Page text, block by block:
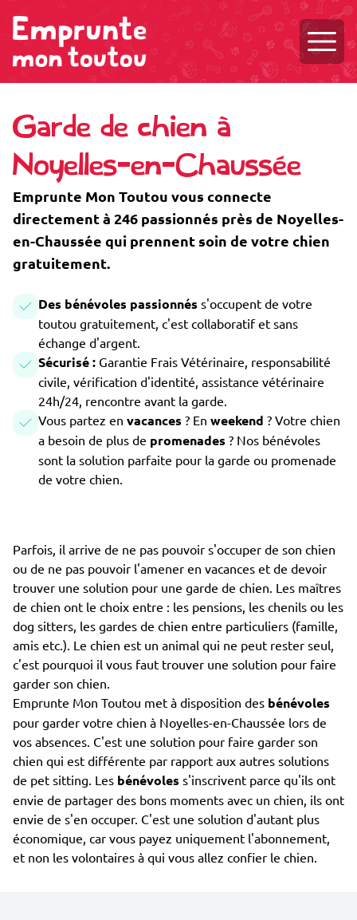
Garde de chien à
Noyelles-en-Chaussée
Emprunte Mon Toutou vous connecte
directement à 246 passionnés près de Noyelles-
en-Chaussée qui prennent soin de votre chien
gratuitement.
Des bénévoles passionnés s'occupent de votre
toutou gratuitement, c'est collaboratif et sans
échange d'argent.
Sécurisé : Garantie Frais Vétérinaire, responsabilité
civile, vérification d'identité, assistance vétérinaire
24h/24, rencontre avant la garde.
Vous partez en vacances ? En weekend ? Votre chien
a besoin de plus de promenades ? Nos bénévoles
sont la solution parfaite pour la garde ou promenade
de votre chien.
Parfois, il arrive de ne pas pouvoir s'occuper de son chien
ou de ne pas pouvoir l'amener en vacances et de devoir
trouver une solution pour une garde de chien. Les maîtres
de chien ont le choix entre : les pensions, les chenils ou les
dog sitters, les gardes de chien entre particuliers (famille,
amis etc.). Le chien est un animal qui ne peut rester seul,
c'est pourquoi il vous faut trouver une solution pour faire
garder son chien.
Emprunte Mon Toutou met à disposition des bénévoles
pour garder votre chien à Noyelles-en-Chaussée lors de
vos absences. C'est une solution pour faire garder son
chien qui est différente par rapport aux autres solutions
de pet sitting. Les bénévoles s'inscrivent parce qu'ils ont
envie de partager des bons moments avec un chien, ils ont
envie de s'en occuper. C'est une solution d'autant plus
économique, car vous payez uniquement l'abonnement,
et non les volontaires à qui vous allez confier le chien.